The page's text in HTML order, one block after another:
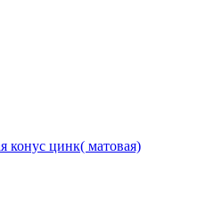
конус цинк( матовая)